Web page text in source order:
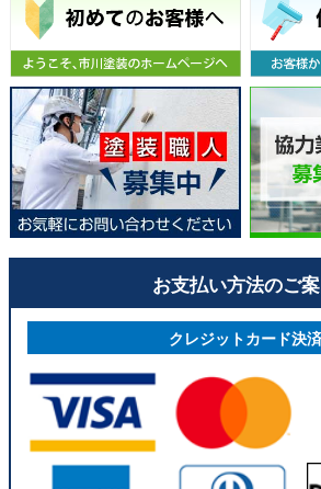
お支払い方法のご
クレジットカード決済